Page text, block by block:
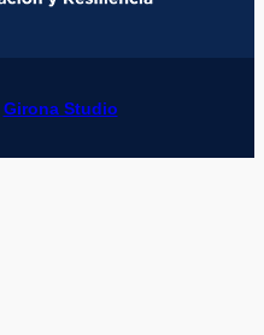
Girona Studio